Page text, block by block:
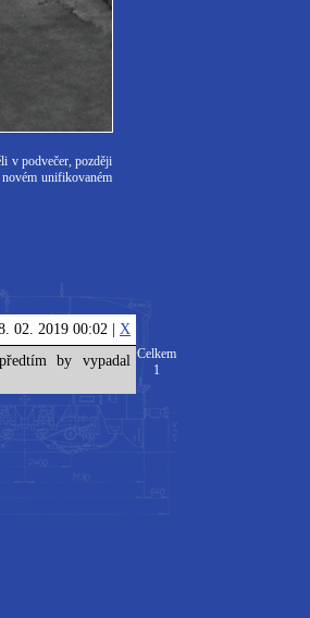
v podvečer, později
unifikovaném
02. 2019 00:02 | X
by vypadal Celkem
1